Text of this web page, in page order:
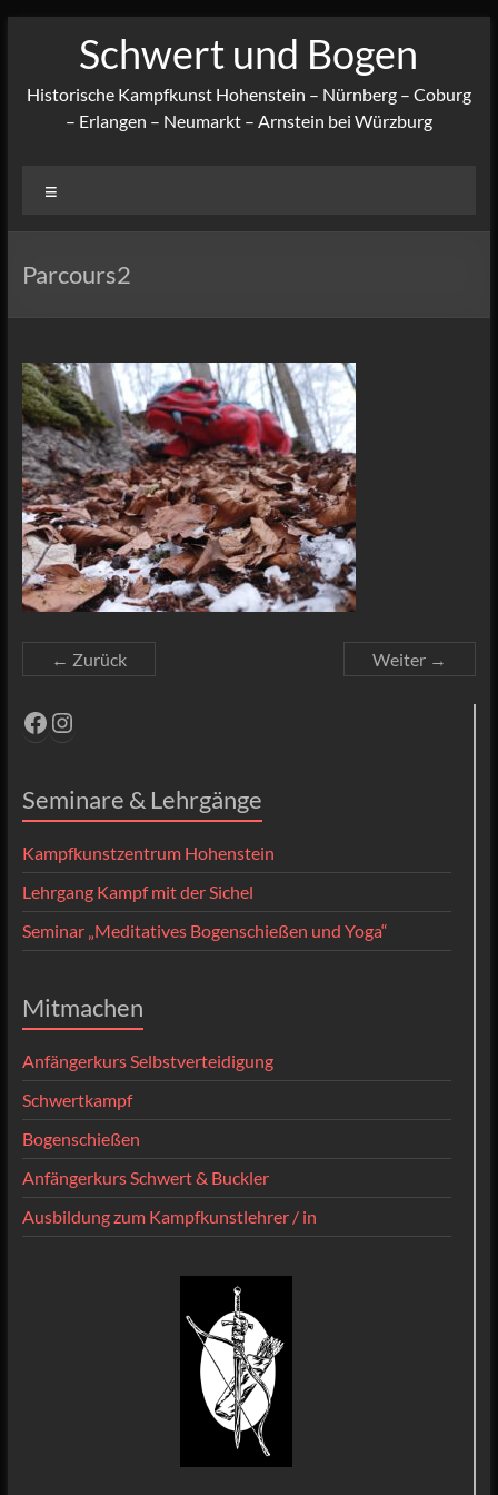
Schwert und Bogen
Historische Kampfkunst Hohenstein – Nürnberg – Coburg
– Erlangen – Neumarkt – Arnstein bei Würzburg
Parcours2
← Zurück Weiter →
Facebook
Instagram
Seminare & Lehrgänge
Kampfkunstzentrum Hohenstein
Lehrgang Kampf mit der Sichel
Seminar „Meditatives Bogenschießen und Yoga“
Mitmachen
Anfängerkurs Selbstverteidigung
Schwertkampf
Bogenschießen
Anfängerkurs Schwert & Buckler
Ausbildung zum Kampfkunstlehrer / in